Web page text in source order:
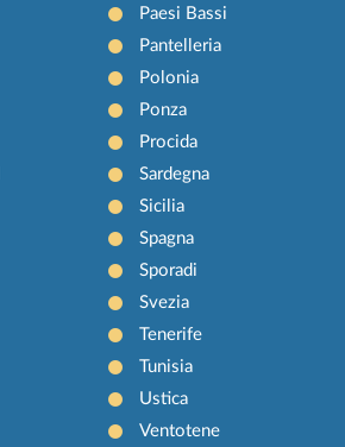
Paesi Bassi
Pantelleria
Polonia
Ponza
Procida
Sardegna
Sicilia
Spagna
Sporadi
Svezia
Tenerife
Tunisia
Ustica
Ventotene